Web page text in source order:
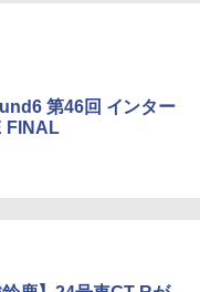
第46回 インター
FINAL